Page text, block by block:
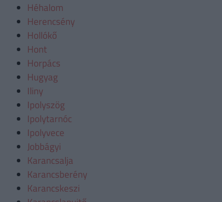
Héhalom
Herencsény
Hollókő
Hont
Horpács
Hugyag
Iliny
Ipolyszög
Ipolytarnóc
Ipolyvece
Jobbágyi
Karancsalja
Karancsberény
Karancskeszi